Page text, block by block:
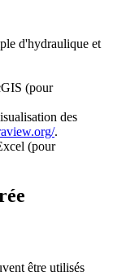
d'hydraulique et
(pour
des
.
(pour
être utilisés